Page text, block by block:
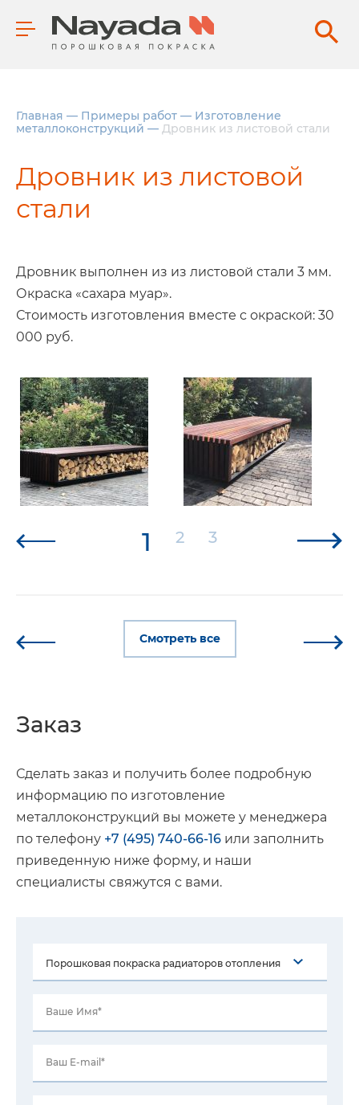
Главная — Примеры работ — Изготовление
металлоконструкций — Дровник из листовой стали
Дровник из листовой
стали
Дровник выполнен из из листовой стали 3 мм.
Окраска «сахара муар».
Стоимость изготовления вместе с окраской: 30
000 руб.
1 2 3
Смотреть все
Заказ
Сделать заказ и получить более подробную
информацию по изготовление
металлоконструкций вы можете у менеджера
по телефону +7 (495) 740-66-16 или заполнить
приведенную ниже форму, и наши
специалисты свяжутся с вами.
Ваше Имя*
Ваш E-mail*